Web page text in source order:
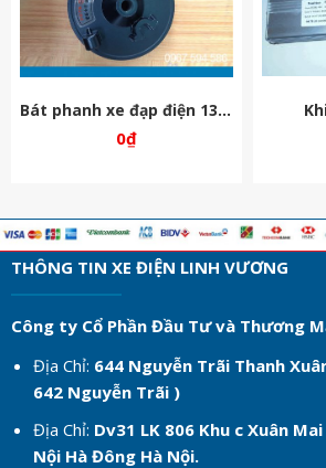
Bát phanh xe đạp điện 133s
0₫
THÔNG TIN XE ĐIỆN LINH VƯƠNG
Công ty Cổ Phần Đầu Tư và Thương
Địa Chỉ: 644 Nguyễn Trãi Thanh
642 Nguyễn Trãi )
Địa Chỉ: Dv31 LK 806 Khu c Xuân
Nội Hà Đông Hà Nội.